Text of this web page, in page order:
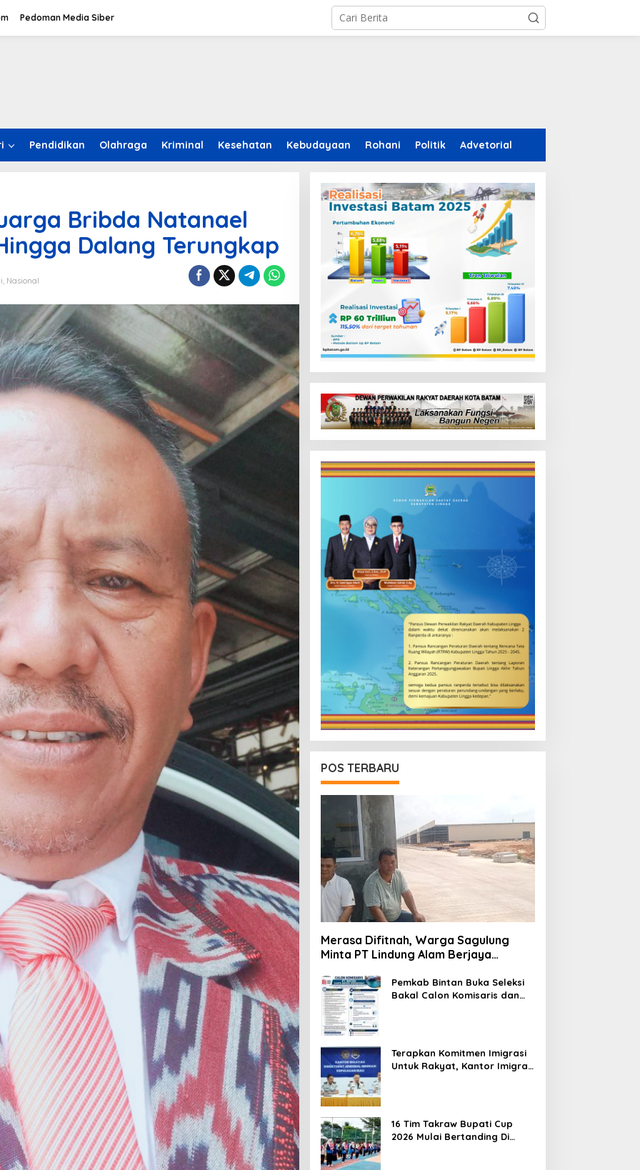
Pedoman Media Siber
Pendidikan Olahraga Kriminal Kesehatan Kebudayaan Rohani Politik Advetorial
Bribda Natanael
Dalang Terungkap
, Nasional
POS TERBARU
Merasa Difitnah, Warga Sagulung
Minta PT Lindung Alam Berjaya
MasyarakatPemkab Bintan Buka Seleksi
Bakal Calon Komisaris dan
Terapkan Komitmen Imigrasi
Untuk Rakyat, Kantor Imigrasi
16 Tim Takraw Bupati Cup
2026 Mulai Bertanding Di